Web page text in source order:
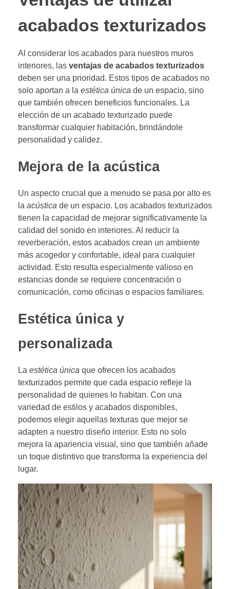
acabados texturizados
Al considerar los acabados para nuestros muros
interiores, las ventajas de acabados texturizados
deben ser una prioridad. Estos tipos de acabados no
solo aportan a la estética única de un espacio, sino
que también ofrecen beneficios funcionales. La
elección de un acabado texturizado puede
transformar cualquier habitación, brindándole
personalidad y calidez.
Mejora de la acústica
Un aspecto crucial que a menudo se pasa por alto es
la acústica de un espacio. Los acabados texturizados
tienen la capacidad de mejorar significativamente la
calidad del sonido en interiores. Al reducir la
reverberación, estos acabados crean un ambiente
más acogedor y confortable, ideal para cualquier
actividad. Esto resulta especialmente valioso en
estancias donde se requiere concentración o
comunicación, como oficinas o espacios familiares.
Estética única y
personalizada
La estética única que ofrecen los acabados
texturizados permite que cada espacio refleje la
personalidad de quienes lo habitan. Con una
variedad de estilos y acabados disponibles,
podemos elegir aquellas texturas que mejor se
adapten a nuestro diseño interior. Esto no solo
mejora la apariencia visual, sino que también añade
un toque distintivo que transforma la experiencia del
lugar.